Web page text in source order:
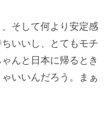
そして何より安定感
いいし、とてもモチ
んと日本に帰るとき
いいんだろう。まぁ